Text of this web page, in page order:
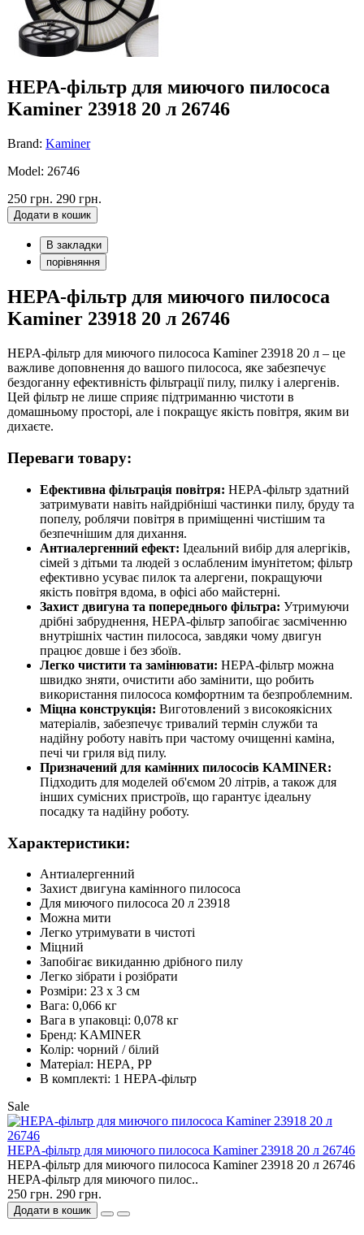
HEPA-фільтр для миючого пилососа
Kaminer 23918 20 л 26746
Brand: Kaminer
Model: 26746
250 грн. 290 грн.
Додати в кошик
В закладки
порівняння
HEPA-фільтр для миючого пилососа
Kaminer 23918 20 л 26746
HEPA-фільтр для миючого пилососа Kaminer 23918 20 л – це
важливе доповнення до вашого пилососа, яке забезпечує
бездоганну ефективність фільтрації пилу, пилку і алергенів.
Цей фільтр не лише сприяє підтриманню чистоти в
домашньому просторі, але і покращує якість повітря, яким ви
дихаєте.
Переваги товару:
Ефективна фільтрація повітря: HEPA-фільтр здатний
затримувати навіть найдрібніші частинки пилу, бруду та
попелу, роблячи повітря в приміщенні чистішим та
безпечнішим для дихання.
Антиалергенний ефект: Ідеальний вибір для алергіків,
сімей з дітьми та людей з ослабленим імунітетом; фільтр
ефективно усуває пилок та алергени, покращуючи
якість повітря вдома, в офісі або майстерні.
Захист двигуна та попереднього фільтра: Утримуючи
дрібні забруднення, HEPA-фільтр запобігає засміченню
внутрішніх частин пилососа, завдяки чому двигун
працює довше і без збоїв.
Легко чистити та замінювати: HEPA-фільтр можна
швидко зняти, очистити або замінити, що робить
використання пилососа комфортним та безпроблемним.
Міцна конструкція: Виготовлений з високоякісних
матеріалів, забезпечує тривалий термін служби та
надійну роботу навіть при частому очищенні каміна,
печі чи гриля від пилу.
Призначений для камінних пилососів KAMINER:
Підходить для моделей об'ємом 20 літрів, а також для
інших сумісних пристроїв, що гарантує ідеальну
посадку та надійну роботу.
Характеристики:
Антиалергенний
Захист двигуна камінного пилососа
Для миючого пилососа 20 л 23918
Можна мити
Легко утримувати в чистоті
Міцний
Запобігає викиданню дрібного пилу
Легко зібрати і розібрати
Розміри: 23 x 3 см
Вага: 0,066 кг
Вага в упаковці: 0,078 кг
Бренд: KAMINER
Колір: чорний / білий
Матеріал: HEPA, PP
В комплекті: 1 HEPA-фільтр
Sale
HEPA-фільтр для миючого пилососа Kaminer 23918 20 л 26746
HEPA-фільтр для миючого пилососа Kaminer 23918 20 л 26746
HEPA-фільтр для миючого пилос..
250 грн. 290 грн.
Додати в кошик